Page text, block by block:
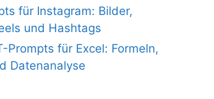
für Instagram: Bilder,
und Hashtags
Prompts für Excel: Formeln,
Datenanalyse